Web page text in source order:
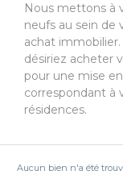
Nous mettons à
neufs au sein de
achat
désiriez acheter
pour une mise
correspondant à
résidences.
Aucun bien n'a été